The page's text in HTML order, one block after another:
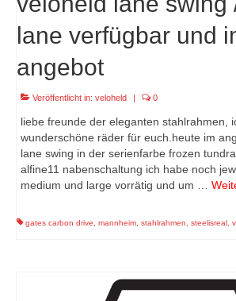
lane verfügbar und
angebot
Veröffentlicht in: veloheld 0
liebe freunde der eleganten stahlrahmen,
wunderschöne räder für euch.heute im
lane swing in der serienfarbe frozen
alfine11 nabenschaltung ich habe noch
medium und large vorrätig und um …
gates carbon drive, mannheim, stahlrahmen, steelisreal,